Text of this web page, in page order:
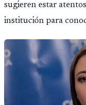
sugieren estar
institución para